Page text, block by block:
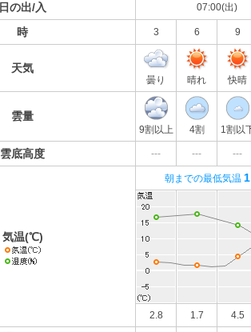
日の出/入 07:00(出)
時 3 6 9
天気
曇り 晴れ 快晴
雲量
9割以上 4割 1割以
雲底高度 --- --- ---
気温(℃)
朝までの最低気温
2.8 1.7 4.5